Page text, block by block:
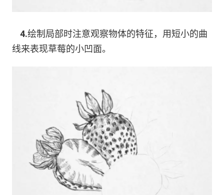
4.绘制局部时注意观察物体的特征，用短小的曲
线来表现草莓的小凹面。